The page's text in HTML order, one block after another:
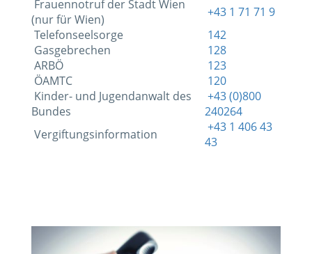
Frauennotruf der Stadt Wien
(nur für Wien)
+43 1 71 71 9
Telefonseelsorge
142
Gasgebrechen
128
ARBÖ
123
ÖAMTC
120
Kinder- und Jugendanwalt des
Bundes
+43 (0)800
240264
Vergiftungsinformation
+43 1 406 43
43